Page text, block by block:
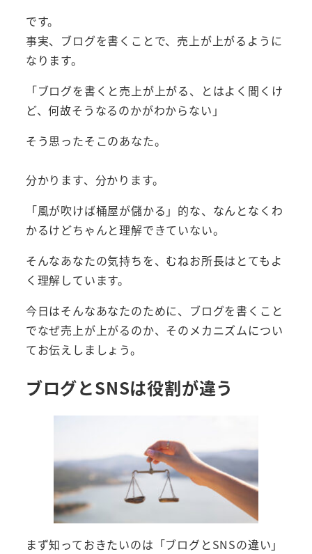
です。
事実、ブログを書くことで、売上が上がるように
なります。
「ブログを書くと売上が上がる、とはよく聞くけ
ど、何故そうなるのかがわからない」
そう思ったそこのあなた。
分かります、分かります。
「風が吹けば桶屋が儲かる」的な、なんとなくわ
かるけどちゃんと理解できていない。
そんなあなたの気持ちを、むねお所長はとてもよ
く理解しています。
今日はそんなあなたのために、ブログを書くこと
でなぜ売上が上がるのか、そのメカニズムについ
てお伝えしましょう。
ブログとSNSは役割が違う
まず知っておきたいのは「ブログとSNSの違い」